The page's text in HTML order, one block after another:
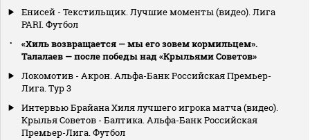
Енисей - Текстильщик. Лучшие моменты (видео). Лига
PARI. Футбол
«Хиль возвращается — мы его зовем кормильцем».
Талалаев — после победы над «Крыльями Советов»
Локомотив - Акрон. Альфа-Банк Российская Премьер-
Лига. Тур 3
Интервью Брайана Хиля лучшего игрока матча (видео).
Крылья Советов - Балтика. Альфа-Банк Российская
Премьер-Лига. Футбол